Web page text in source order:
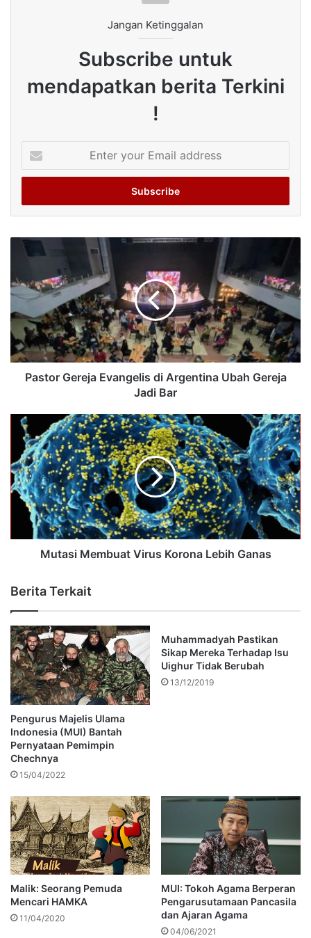
Jangan Ketinggalan
Subscribe untuk
mendapatkan berita Terkini
!
your
Email
Pastor Gereja Evangelis di Argentina Ubah Gereja
Jadi Bar
Mutasi Membuat Virus Korona Lebih Ganas
Berita Terkait
Pengurus Majelis Ulama
Indonesia (MUI) Bantah
Pernyataan Pemimpin
Chechnya
15/04/2022
Muhammadyah Pastikan
Sikap Mereka Terhadap Isu
Uighur Tidak Berubah
13/12/2019
Malik: Seorang Pemuda
Mencari HAMKA
11/04/2020
MUI: Tokoh Agama Berperan
Pengarusutamaan Pancasila
dan Ajaran Agama
04/06/2021